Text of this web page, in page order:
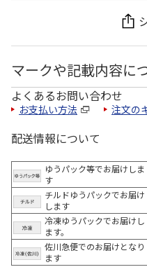
マークや記載内容に
よくあるお問い合わせ
お支払い方法 注文の
配送情報について
ゆうパック等でお届けしま
す
チルドゆうパックでお届け
します
冷凍ゆうパックでお届けし
ます。
佐川急便でのお届けとなり
ます